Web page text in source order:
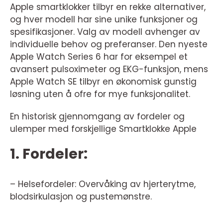
Apple smartklokker tilbyr en rekke alternativer,
og hver modell har sine unike funksjoner og
spesifikasjoner. Valg av modell avhenger av
individuelle behov og preferanser. Den nyeste
Apple Watch Series 6 har for eksempel et
avansert pulsoximeter og EKG-funksjon, mens
Apple Watch SE tilbyr en økonomisk gunstig
løsning uten å ofre for mye funksjonalitet.
En historisk gjennomgang av fordeler og
ulemper med forskjellige Smartklokke Apple
1. Fordeler:
– Helsefordeler: Overvåking av hjerterytme,
blodsirkulasjon og pustemønstre.